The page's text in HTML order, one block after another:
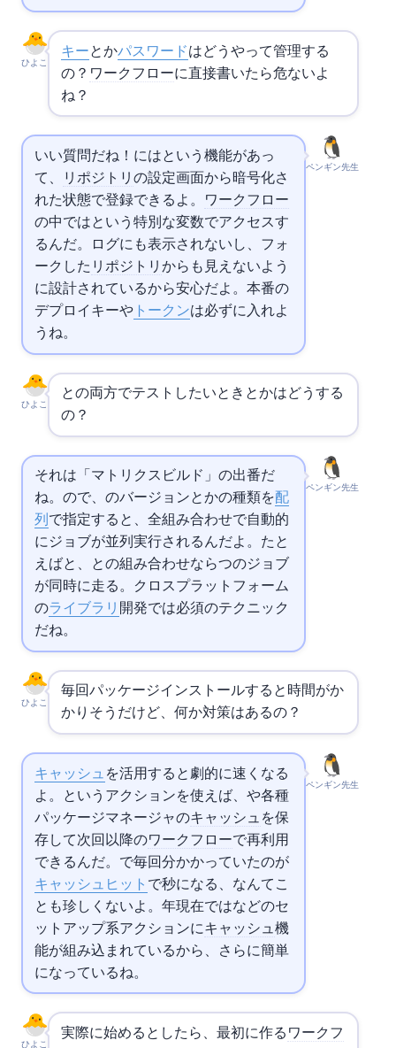
ひよこ
APIキーとかパスワードはどうやって管理する
の？ ワークフローに直接書いたら危ないよ
ね？
ペンギン先生
いい質問だね！ にはSecretsという機能があっ
て、
リポジトリ の設定画面から暗号化さ
れた状態で登録できるよ。
ワークフロー
の中ではsecretsという特別な変数でアクセスす
るんだ。ログにも表示されないし、フォ
ークした リポジトリ からも見えないよう
に設計されているから安心だよ。本番の
デプロイキーや トークンは必ずSecretsに入れよ
うね。
ひよこ
18と20の両方でテストしたいときとかはどうする
の？
ペンギン先生
それは「マトリクスビルド」の出番だ
ね。strategyのmatrixで、 のバージョンとかOSの種類を配
列 で指定すると、全組み合わせで自動的
にジョブが並列実行されるんだよ。たと
えば18と20、 との組み合わせなら4つのジョブ
が同時に走る。クロスプラットフォーム
のライブラリ 開発では必須のテクニック
だね。
ひよこ
毎回パッケージインストールすると時間がか
かりそうだけど、何か対策はあるの？
ペンギン先生
キャッシュ を活用すると劇的に速くなる
よ。actions/cacheというアクションを使えば、node_modulesや各種
パッケージマネージャのキャッシュ を保
存して次回以降のワークフローで再利用
できるんだ。 ciで毎回3分かかっていたのが
キャッシュヒット で10秒になる、なんてこ
とも珍しくないよ。2026年現在ではactions/setup-nodeなどのセ
ットアップ系アクションにキャッシュ機
能が組み込まれているから、さらに簡単
になっているね。
ひよこ
実際に始めるとしたら、最初に作る ワークフ